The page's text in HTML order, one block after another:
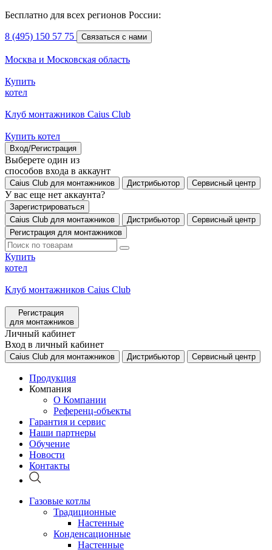
Бесплатно для всех регионов России:
8 (495) 150 57 75 Связаться с нами
Москва и Московская область
Купить
котел
Клуб монтажников Caius Club
Купить котел
Вход/Регистрация
Выберете один из
способов входа в аккаунт
Caius Club для монтажников Дистрибьютор Сервисный центр
У вас еще нет аккаунта?
Зарегистрироваться
Caius Club для монтажников
Дистрибьютор
Сервисный центр
Регистрация для монтажников
Купить
котел
Клуб монтажников Caius Club
Регистрация
для монтажников
Личный кабинет
Вход в личный кабинет
Caius Club для монтажников Дистрибьютор Сервисный центр
Продукция
Компания
О Компании
Референц-объекты
Гарантия и сервис
Наши партнеры
Обучение
Новости
Контакты
Газовые котлы
Традиционные
Настенные
Конденсационные
Настенные